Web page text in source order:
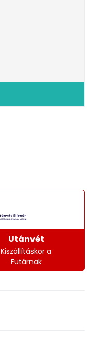
Utánvét
Kiszállításkor a
Futárnak